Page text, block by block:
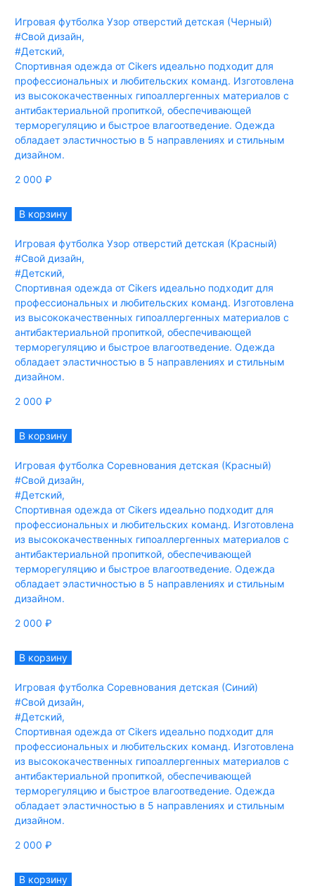
Игровая футболка Узор отверстий детская (Черный)
#Свой дизайн,
#Детский,
Спортивная одежда от Cikers идеально подходит для
профессиональных и любительских команд. Изготовлена
из высококачественных гипоаллергенных материалов с
антибактериальной пропиткой, обеспечивающей
терморегуляцию и быстрое влагоотведение. Одежда
обладает эластичностью в 5 направлениях и стильным
дизайном.
2 000 ₽
В корзину
Игровая футболка Узор отверстий детская (Красный)
#Свой дизайн,
#Детский,
Спортивная одежда от Cikers идеально подходит для
профессиональных и любительских команд. Изготовлена
из высококачественных гипоаллергенных материалов с
антибактериальной пропиткой, обеспечивающей
терморегуляцию и быстрое влагоотведение. Одежда
обладает эластичностью в 5 направлениях и стильным
дизайном.
2 000 ₽
В корзину
Игровая футболка Соревнования детская (Красный)
#Свой дизайн,
#Детский,
Спортивная одежда от Cikers идеально подходит для
профессиональных и любительских команд. Изготовлена
из высококачественных гипоаллергенных материалов с
антибактериальной пропиткой, обеспечивающей
терморегуляцию и быстрое влагоотведение. Одежда
обладает эластичностью в 5 направлениях и стильным
дизайном.
2 000 ₽
В корзину
Игровая футболка Соревнования детская (Синий)
#Свой дизайн,
#Детский,
Спортивная одежда от Cikers идеально подходит для
профессиональных и любительских команд. Изготовлена
из высококачественных гипоаллергенных материалов с
антибактериальной пропиткой, обеспечивающей
терморегуляцию и быстрое влагоотведение. Одежда
обладает эластичностью в 5 направлениях и стильным
дизайном.
2 000 ₽
В корзину